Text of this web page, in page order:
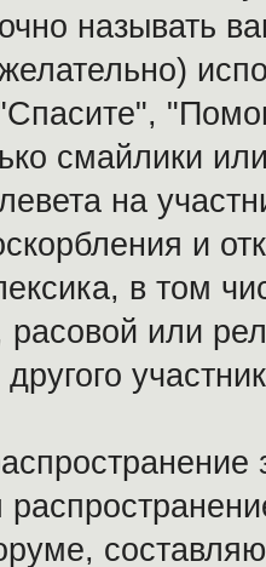
называть
смайлики
на
и
в том
или